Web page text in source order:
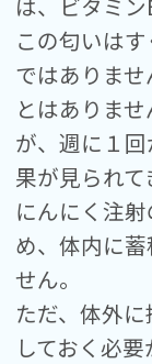
この匂いは
ではありま
とはありま
が、週に１
果が見られて
にんにく注
め、体内に
せん。
ただ、体外
しておく必要